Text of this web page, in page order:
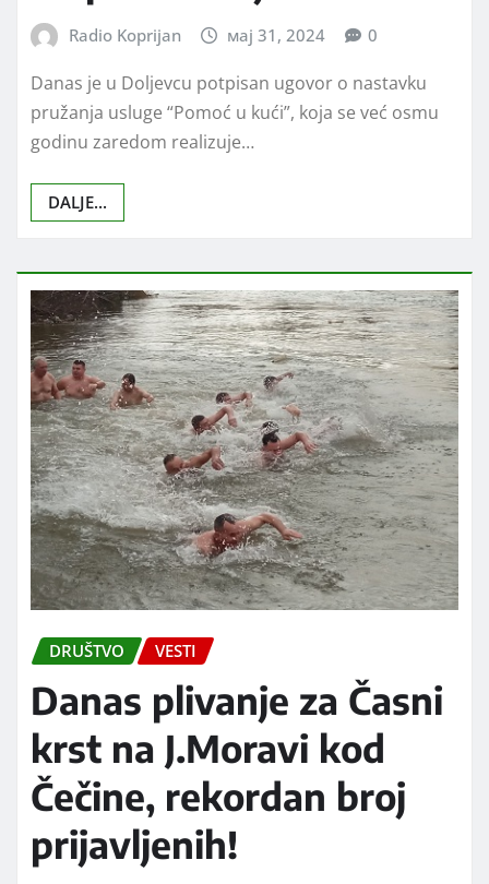
Radio Koprijan мај 31, 2024 0
Danas je u Doljevcu potpisan ugovor o nastavku
pružanja usluge “Pomoć u kući”, koja se već osmu
godinu zaredom realizuje…
DALJE...
DRUŠTVO VESTI
Danas plivanje za Časni
krst na J.Moravi kod
Čečine, rekordan broj
prijavljenih!